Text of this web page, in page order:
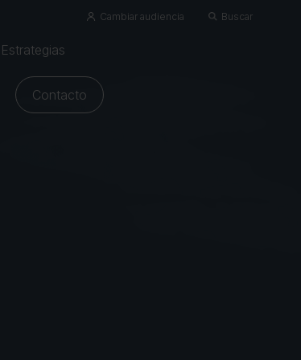
Cambiar audiencia Buscar
Estrategias
Contacto